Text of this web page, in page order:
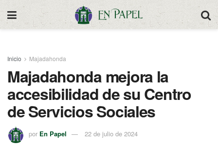
Inicio Majadahonda
Majadahonda mejora la
accesibilidad de su Centro
de Servicios Sociales
por En Papel 22 de julio de 2024